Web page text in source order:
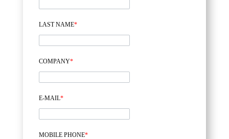
LAST NAME*
COMPANY*
E-MAIL*
MOBILE PHONE*